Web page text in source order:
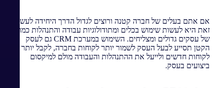
אם אתם בעלים של חברה קטנה ורוצים לגדול הדרך היחידה לעשות
זאת היא לעשות שימוש בכלים ומתודולוגיות עבודה והתנהלות כמו
של עסקים גדולים ומצליחים. השימוש במערכת CRM גם לעסק
הקטן תסייע לבעל העסק לשמור יותר לקוחות בחברה, לקבל יותר
לקוחות חדשים ולייעל את ההתנהלות והעבודה מולם למיקסום
ביצועים בעסק.